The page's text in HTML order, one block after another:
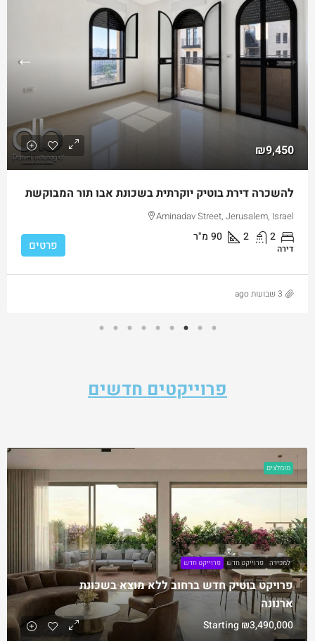
₪9,450
להשכרה דירת בוטיק יוקרתית בשכונת אבו תור המבוקשת
Aminadav Street, Jerusalem, Israel
2
2
90 מ"ר
דירה פרטים
3 שבועות ago
פרוייקטים חדשים
למכירה פרוייקט חדש פרוייקט חדש
פרויקט בוטיק חדש ברחוב ללא מוצא בשכונת
ארנונה
Starting₪3,490,000
מומלצים